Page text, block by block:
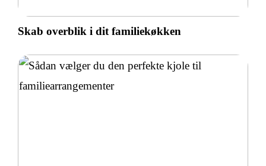
Skab overblik i dit familiekøkken